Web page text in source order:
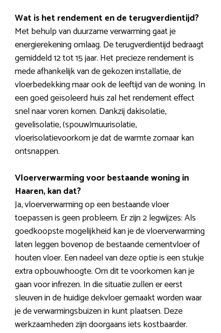
Wat is het rendement en de terugverdientijd?
Met behulp van duurzame verwarming gaat je
energierekening omlaag. De terugverdientijd bedraagt
gemiddeld 12 tot 15 jaar. Het precieze rendement is
mede afhankelijk van de gekozen installatie, de
vloerbedekking maar ook de leeftijd van de woning. In
een goed geïsoleerd huis zal het rendement effect
snel naar voren komen. Dankzij dakisolatie,
gevelisolatie, (spouw)muurisolatie,
vloerisolatievoorkom je dat de warmte zomaar kan
ontsnappen.
Vloerverwarming voor bestaande woning in
Haaren, kan dat?
Ja, vloerverwarming op een bestaande vloer
toepassen is geen probleem. Er zijn 2 legwijzes: Als
goedkoopste mogelijkheid kan je de vloerverwarming
laten leggen bovenop de bestaande cementvloer of
houten vloer. Een nadeel van deze optie is een stukje
extra opbouwhoogte. Om dit te voorkomen kan je
gaan voor infrezen. In die situatie zullen er eerst
sleuven in de huidige dekvloer gemaakt worden waar
je de verwarmingsbuizen in kunt plaatsen. Deze
werkzaamheden zijn doorgaans iets kostbaarder.